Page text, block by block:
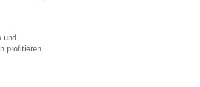
und
profitieren